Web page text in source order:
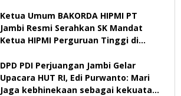
Ketua Umum BAKORDA HIPMI PT
Jambi Resmi Serahkan SK Mandat
Ketua HIPMI Perguruan Tinggi di
DPD PDI Perjuangan Jambi Gelar
Upacara HUT RI, Edi Purwanto: Mari
Jaga kebhinekaan sebagai kekuatan